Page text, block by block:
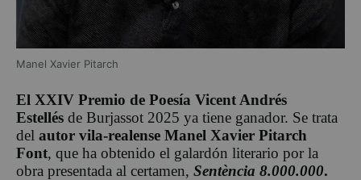
Manel Xavier Pitarch
El XXIV Premio de Poesía Vicent Andrés
Estellés de Burjassot 2025 ya tiene ganador. Se trata
del autor vila-realense Manel Xavier Pitarch
Font, que ha obtenido el galardón literario por la
obra presentada al certamen, Sentència 8.000.000.